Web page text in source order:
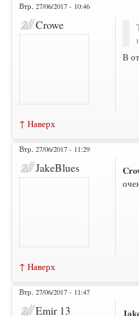
Втр, 27/06/2017 - 10:46
Crowe
В
↑ Наверх
Втр, 27/06/2017 - 11:29
JakeBlues
↑ Наверх
Втр, 27/06/2017 - 11:47
Emir 13